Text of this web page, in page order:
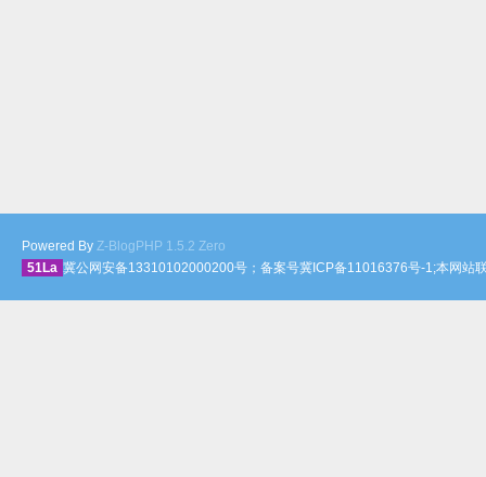
Powered By Z-BlogPHP 1.5.2 Zero
51La 冀公网安备13310102000200号；备案号冀ICP备11016376号-1;本网站